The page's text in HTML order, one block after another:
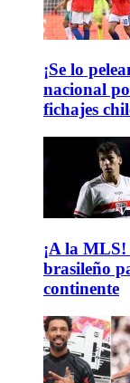
¡Se lo
nacional
fichajes
¡A la
brasileño
continente